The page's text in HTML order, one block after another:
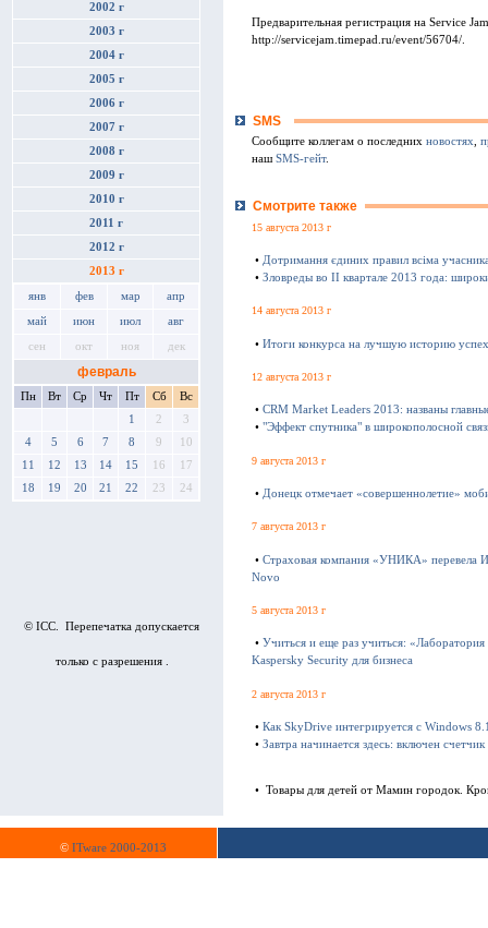
2002 г
2003 г
2004 г
2005 г
2006 г
2007 г
2008 г
2009 г
2010 г
2011 г
2012 г
2013 г
янв фев мар апр
май июн июл авг
сен окт ноя дек
февраль
Пн Вт Ср Чт Пт Сб
Вс
1
2
3
4
5 6 7 8 9
10
11
12 13 14 15 16
17
18
19 20 21 22 23 24
© ICC. Перепечатка допускается
только с разрешения .
Предварительная регистрация на Service
http://servicejam.timepad.ru/event/56704/.
SMS
Сообщите коллегам о последних новостях,
нашSMS-гейт.
Смотрите также
15 августа 2013 г
• Дотримання єдиних правил всіма
• Зловреды во II квартале 2013 года:
14 августа 2013 г
• Итоги конкурса на лучшую историю
12 августа 2013 г
• CRM Market Leaders 2013: названы
• "Эффект спутника" в широкополосной
9 августа 2013 г
• Донецк отмечает «совершеннолетие»
7 августа 2013 г
• Страховая компания «УНИКА» перевела
Novo
5 августа 2013 г
• Учиться и еще раз учиться:
Kaspersky Security для бизнеса
2 августа 2013 г
• Как SkyDrive интегрируется с Windows
• Завтра начинается здесь: включен
• Товары для детей от Мамин городок.
© ITware 2000-2013